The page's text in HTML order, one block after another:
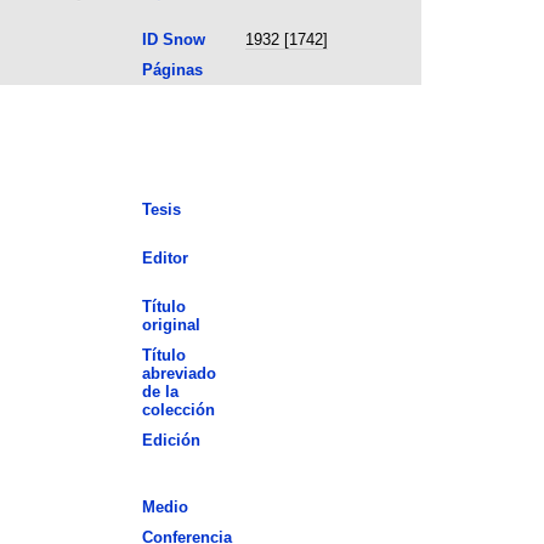
ID Snow
1932 [1742]
Páginas
Tesis
Editor
Título
original
Título
abreviado
de la
colección
Edición
Medio
Conferencia